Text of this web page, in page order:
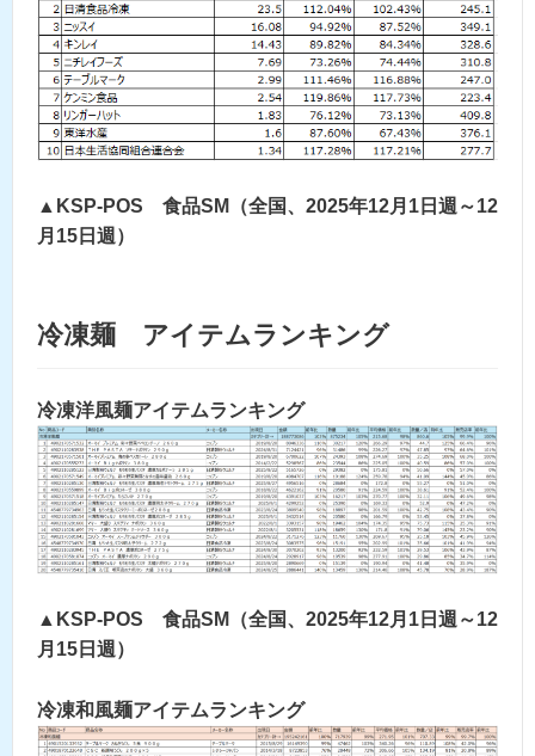
▲KSP-POS 食品SM（全国、2025年12月1日週～12
月15日週）
冷凍麺 アイテムランキング
冷凍洋風麺アイテムランキング
▲KSP-POS 食品SM（全国、2025年12月1日週～12
月15日週）
冷凍和風麺アイテムランキング